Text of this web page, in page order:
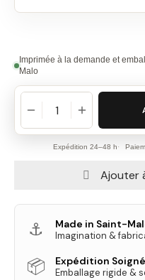
Imprimée à la demande et
Malo
Expédition 24–48 h
Ajouter
⚓ Made in Saint-
Imagination &
📦 Expédition
Emballage rigide &